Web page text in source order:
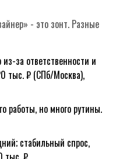
- это зонт. Разные
за ответственности и
тыс. ₽ (СПб/Москва),
работы, но много рутины.
стабильный спрос,